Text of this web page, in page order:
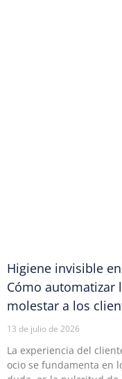
Higiene invisible
Cómo automatizar
molestar a los
13 de julio de 2026
La experiencia del
ocio se fundamenta en